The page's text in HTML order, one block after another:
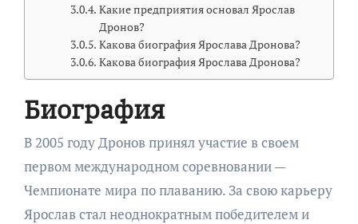
Какие предприятия основал Ярослав
Дронов?
Какова биография Ярослава Дронова?
Какова биография Ярослава Дронова?
Биография
В 2005 году Дронов принял участие в своем
первом международном соревновании —
Чемпионате мира по плаванию. За свою карьеру
Ярослав стал неоднократным победителем и